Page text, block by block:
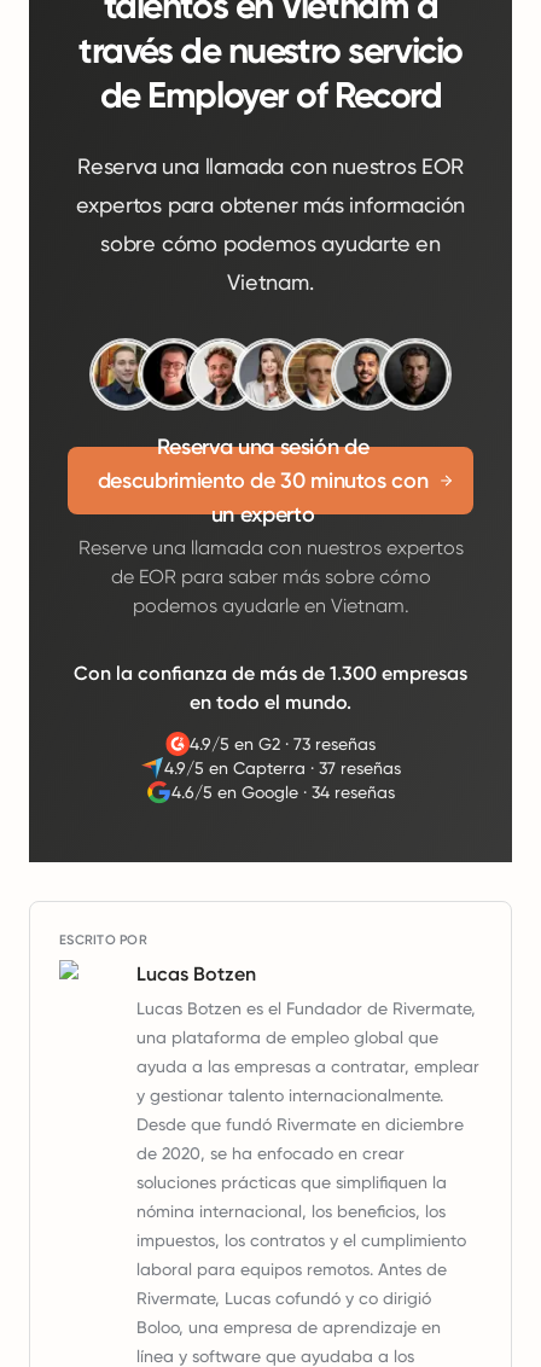
través de nuestro servicio
de Employer of Record
Reserva una llamada con nuestros EOR
expertos para obtener más información
sobre cómo podemos ayudarte en
Vietnam.
Reserva una sesión de
descubrimiento de 30 minutos con
un experto
Reserve una llamada con nuestros expertos
de EOR para saber más sobre cómo
podemos ayudarle en Vietnam.
Con la confianza de más de 1.300 empresas
en todo el mundo.
4.9/5 en G2 ·73 reseñas
4.9/5 en Capterra ·37 reseñas
4.6/5 en Google· 34 reseñas
ESCRITO POR
Lucas Botzen
Lucas Botzen es el Fundador de Rivermate,
una plataforma de empleo global que
ayuda a las empresas a contratar, emplear
y gestionar talento internacionalmente.
Desde que fundó Rivermate en diciembre
de 2020, se ha enfocado en crear
soluciones prácticas que simplifiquen la
nómina internacional, los beneficios, los
impuestos, los contratos y el cumplimiento
laboral para equipos remotos. Antes de
Rivermate, Lucas cofundó y co dirigió
Boloo, una empresa de aprendizaje en
línea y software que ayudaba a los